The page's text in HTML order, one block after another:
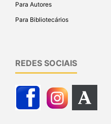
Para Autores
Para Bibliotecários
REDES SOCIAIS